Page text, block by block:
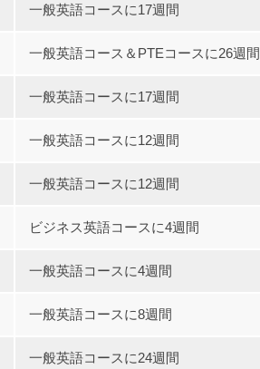
一般英語コースに17週間
一般英語コース＆PTEコースに26週間
一般英語コースに17週間
一般英語コースに12週間
一般英語コースに12週間
ビジネス英語コースに4週間
一般英語コースに4週間
一般英語コースに8週間
一般英語コースに24週間